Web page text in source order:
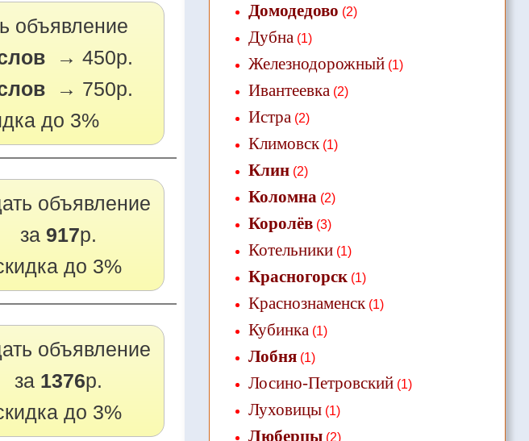
объявление
→ 450р.
→ 750р.
до 3%
объявление
за 917р.
до 3%
объявление
за 1376р.
до 3%
Домодедово (2)
Дубна(1)
Железнодорожный(1)
Ивантеевка(2)
Истра(2)
Климовск(1)
Клин(2)
Коломна(2)
Королёв(3)
Котельники(1)
Красногорск(1)
Краснознаменск(1)
Кубинка(1)
Лобня(1)
Лосино-Петровский(1)
Луховицы(1)
Люберцы(2)